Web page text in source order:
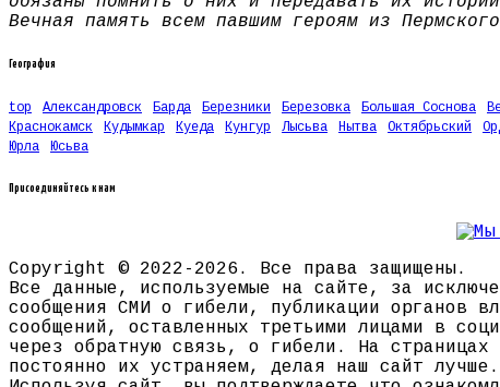
Вечная память всем павшим героям из
География
top Александровск Барда Березники Березовка Большая Соснова
Краснокамск
Кудымкар Куеда Кунгур Лысьва Нытва Октябрьский
Юрла
Юсьва
Присоединяйтесь к нам
Copyright © 2022-2026. Все права защищены.
Все данные, используемые на сайте, за
сообщения СМИ о гибели, публикации органов
сообщений, оставленных третьими лицами в
через обратную связь, о гибели. На страницах
постоянно их устраняем, делая наш сайт лучше.